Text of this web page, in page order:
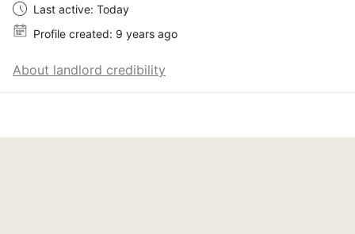
Last active: Today
Profile created: 9 years ago
About landlord credibility